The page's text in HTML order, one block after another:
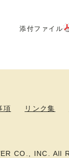
添付ファイル
項 リンク集
CO., INC. All